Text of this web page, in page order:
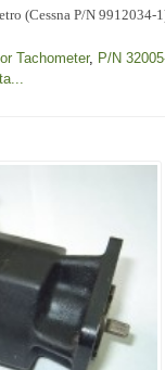
(Cessna P/N 9912034-
Tachometer, P/N